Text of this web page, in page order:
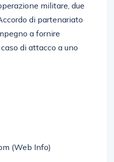
militare, due
di partenariato
a fornire
di attacco a uno
(Web Info)